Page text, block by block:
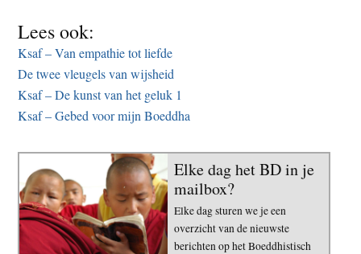
Lees ook:
Ksaf – Van empathie tot liefde
De twee vleugels van wijsheid
Ksaf – De kunst van het geluk 1
Ksaf – Gebed voor mijn Boeddha
Elke dag het BD in je
mailbox?
Elke dag sturen we je een
overzicht van de nieuwste
berichten op het Boeddhistisch